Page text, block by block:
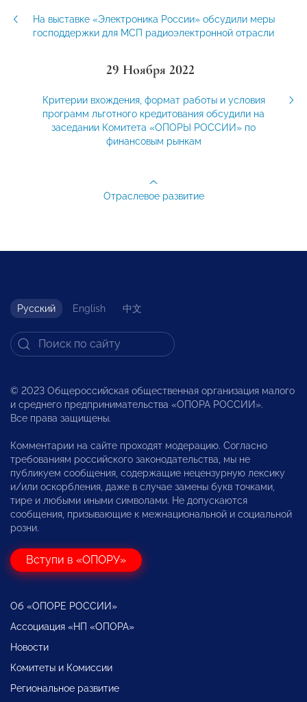
На выставке «Электроника России» обсудили меры
господдержки для МСП радиоэлектронной отрасли
29 Ноября 2022
Критерии вхождения, формат работы и условия
программ льготного кредитования обсудили на
заседании Комитета «ОПОРЫ РОССИИ» по
финансовым рынкам
Отраслевое развитие
Русский English 中文
© 2023 Общероссийская общественная организация малого
и среднего предпринимательства «ОПОРА РОССИИ».
Все права защищены.
Комментарии на сайте проходят модерацию. Согласно
требованиям российского законодательства, мы не
публикуем сообщения, содержащие нецензурную лексику
и/или оскорбления, даже в случае замены букв точками,
тире и любыми иными символами. Не допускаются
сообщения, призывающие к межнациональной и социальной
розни.
Вступи в «ОПОРУ»
Об «ОПОРЕ РОССИИ»
Ассоциация «НП «ОПОРА»
Новости
Комитеты и Комиссии
Региональное развитие